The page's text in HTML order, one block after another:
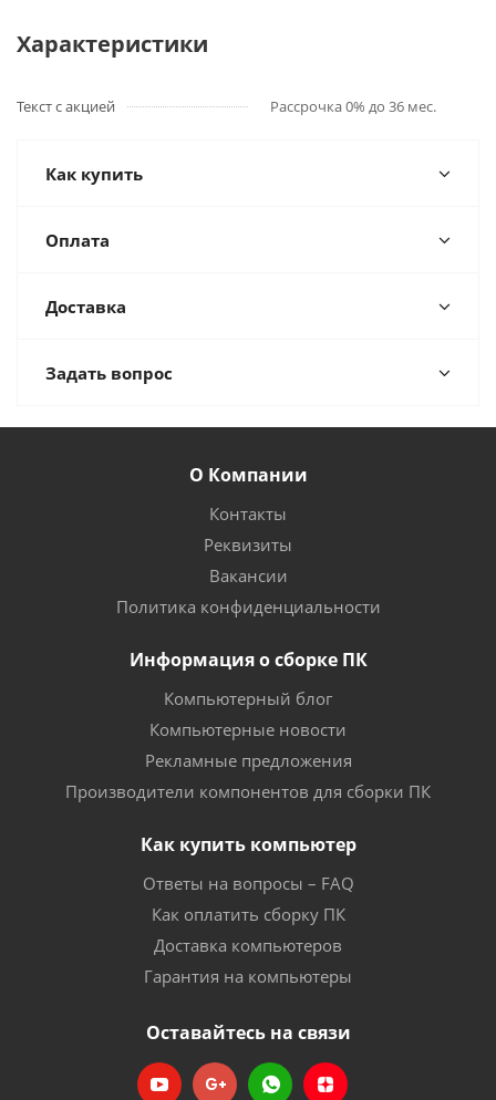
Характеристики
Текст с акцией Рассрочка 0% до 36 мес.
Как купить
Оплата
Доставка
Задать вопрос
О Компании
Контакты
Реквизиты
Вакансии
Политика конфиденциальности
Информация о сборке ПК
Компьютерный блог
Компьютерные новости
Рекламные предложения
Производители компонентов для сборки ПК
Как купить компьютер
Ответы на вопросы – FAQ
Как оплатить сборку ПК
Доставка компьютеров
Гарантия на компьютеры
Оставайтесь на связи